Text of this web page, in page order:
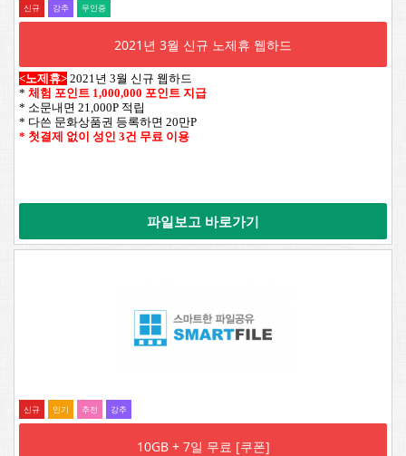
신규 강추 무인증
2021년 3월 신규 노제휴 웹하드
<노제휴> 2021년 3월 신규 웹하드
* 체험 포인트 1,000,000 포인트 지급
* 소문내면 21,000P 적립
* 다쓴 문화상품권 등록하면 20만P
* 첫결제 없이 성인 3건 무료 이용
파일보고 바로가기
신규 인기 추전 강추
10GB + 7일 무료 [쿠폰]